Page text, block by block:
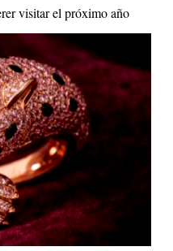
visitar el próximo año